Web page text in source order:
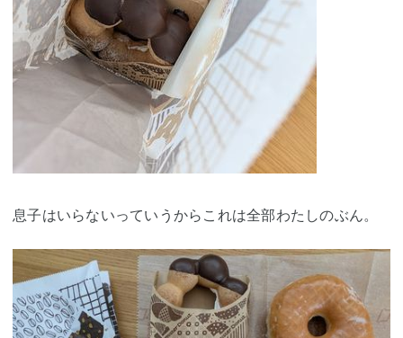
息子はいらないっていうからこれは全部わたしのぶん。